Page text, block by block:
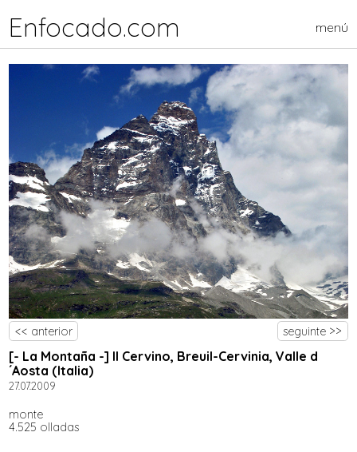
Enfocado.com menú
<< anterior seguinte >>
[- La Montaña -] Il Cervino, Breuil-Cervinia, Valle d
´Aosta (Italia)
27.07.2009
monte
4.525 olladas